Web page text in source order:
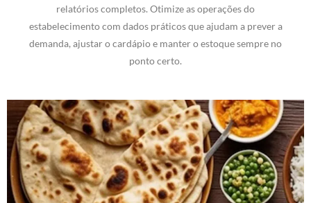
relatórios completos. Otimize as operações do
estabelecimento com dados práticos que ajudam a prever a
demanda, ajustar o cardápio e manter o estoque sempre no
ponto certo.